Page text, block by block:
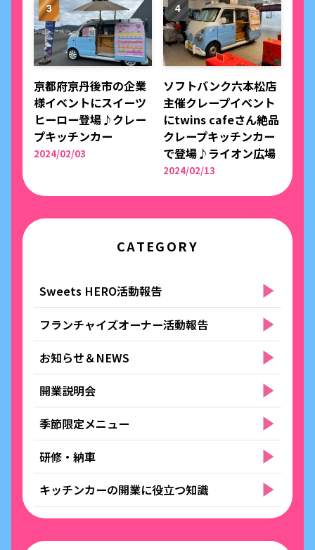
京都府京丹後市の企業
様イベントにスイーツ
ヒーロー登場♪クレー
プキッチンカー
2024/02/03
ソフトバンク六本松店
主催クレープイベント
にtwins cafeさん絶品
クレープキッチンカー
で登場♪ライオン広場
2024/02/13
CATEGORY
Sweets HERO活動報告
フランチャイズオーナー活動報告
お知らせ＆NEWS
開業説明会
季節限定メニュー
研修・納車
キッチンカーの開業に役立つ知識